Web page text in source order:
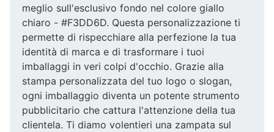
meglio sull'esclusivo fondo nel colore giallo
chiaro - #F3DD6D. Questa personalizzazione ti
permette di rispecchiare alla perfezione la tua
identità di marca e di trasformare i tuoi
imballaggi in veri colpi d'occhio. Grazie alla
stampa personalizzata del tuo logo o slogan,
ogni imballaggio diventa un potente strumento
pubblicitario che cattura l'attenzione della tua
clientela. Ti diamo volentieri una zampata sul